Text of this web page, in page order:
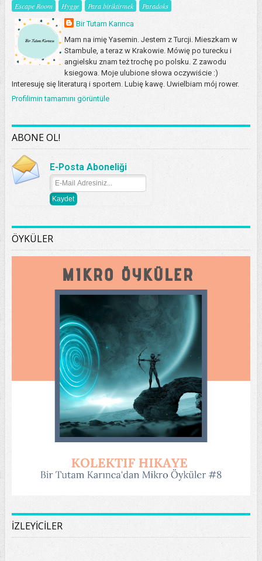
Escape Room Hygge Para biriktirmek Paradoks
Bir Tutam Karınca
Mam na imię Yasemin. Jestem z Turcji. Mieszkam w
Stambule, a teraz w Krakowie. Mówię po turecku i
angielsku znam też trochę po polsku. Z zawodu
ksiegowa. Moje ulubione słowa oczywiście :)
Interesuję się literaturą i sportem. Lubię kawę. Uwielbiam mój rower.
Profilimin tamamını görüntüle
ABONE OL!
E-Posta Aboneliği
ÖYKÜLER
İZLEYİCİLER